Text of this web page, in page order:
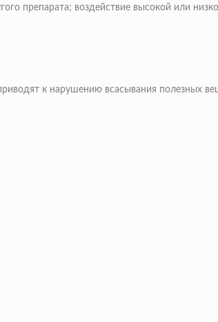
препарата; воздействие высокой или
к нарушению всасывания полезных